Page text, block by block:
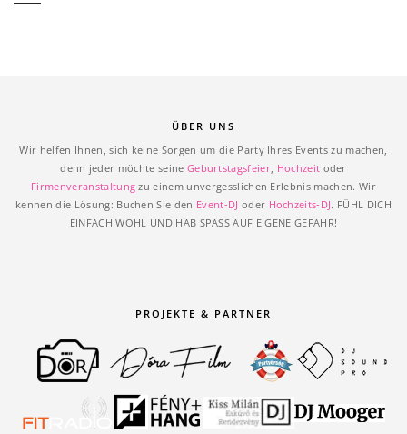
ÜBER UNS
Wir helfen Ihnen, sich keine Sorgen um die Party Ihres Events zu machen,
denn jeder möchte seine Geburtstagsfeier, Hochzeit oder
Firmenveranstaltung zu einem unvergesslichen Erlebnis machen. Wir
kennen die Lösung: Buchen Sie den Event-DJ oder Hochzeits-DJ. FÜHL DICH
EINFACH WOHL UND HAB SPASS AUF EIGENE GEFAHR!
PROJEKTE & PARTNER